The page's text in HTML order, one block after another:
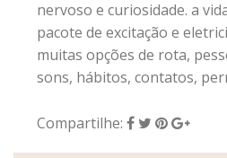
nervoso e curiosidade. a
pacote de excitação e
muitas opções de rota,
sons, hábitos, contatos,
Compartilhe: